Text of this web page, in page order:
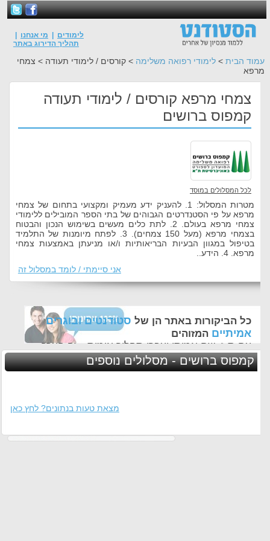
לימודים מי אנחנו
תהליך הדירוג באתר
עמוד הבית > לימודי רפואה משלימה > קורסים / לימודי תעודה > צמחי
מרפא
צמחי מרפא קורסים / לימודי תעודה
קמפוס ברושים
לכל המסלולים במוסד
מטרות המסלול: 1. להעניק ידע מעמיק ומקצועי בתחום של צמחי
מרפא על פי הסטנדרטים הגבוהים של בתי הספר המובילים ללימודי
צמחי מרפא בעולם. 2. לתת כלים מעשים בשימוש הנכון והבטוח
בצמחי מרפא (מעל 150 צמחים). 3. לפתח מיומנות של התלמיד
בטיפול במגוון הבעיות הבריאותיות ו/או מניעתן באמצעות צמחי
מרפא. 4. הידע..
אני סיימתי / לומד במסלול זה
כל הביקורות באתר הן של סטודנטים ובוגרים
אמיתיים המזוהים
עם ת.ז, שם אמיתי ועברו תהליך אימות - זה הערך
החשוב לנו ביותר באתר
קמפוס ברושים - מסלולים נוספים
מצאת טעות בנתונים? לחץ כאן